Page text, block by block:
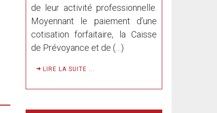
de leur activité professionnelle.
Moyennant le paiement d’une
cotisation forfaitaire, la Caisse
de Prévoyance et de (…)
LIRE LA SUITE ...